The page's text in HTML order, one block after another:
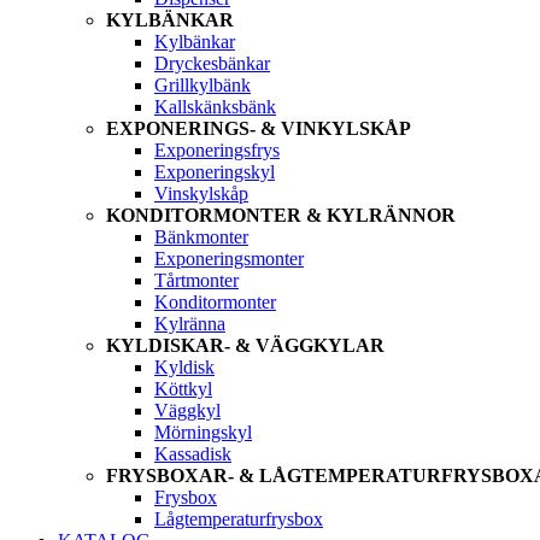
KYLBÄNKAR
Kylbänkar
Dryckesbänkar
Grillkylbänk
Kallskänksbänk
EXPONERINGS- & VINKYLSKÅP
Exponeringsfrys
Exponeringskyl
Vinskylskåp
KONDITORMONTER & KYLRÄNNOR
Bänkmonter
Exponeringsmonter
Tårtmonter
Konditormonter
Kylränna
KYLDISKAR- & VÄGGKYLAR
Kyldisk
Köttkyl
Väggkyl
Mörningskyl
Kassadisk
FRYSBOXAR- &
Frysbox
Lågtemperaturfrysbox